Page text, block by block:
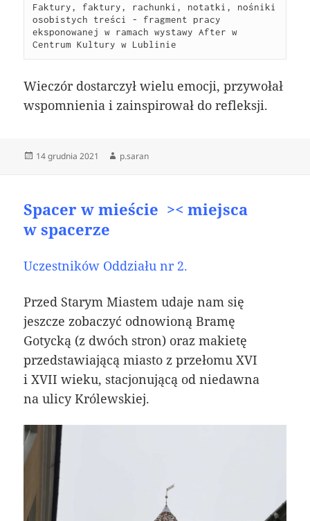
Faktury, faktury, rachunki, notatki, nośniki
osobistych treści - fragment pracy
eksponowanej w ramach wystawy After w
Centrum Kultury w Lublinie
Wieczór dostarczył wielu emocji, przywołał
wspomnienia i zainspirował do refleksji.
Data
14 grudnia 2021 Autor
p.saran
Spacer w mieście >< miejsca
w spacerze
Uczestników Oddziału nr 2.
Przed Starym Miastemudaje nam się
jeszcze zobaczyć odnowioną Bramę
Gotycką (z dwóch stron) oraz makietę
przedstawiającą miasto z przełomu XVI
i XVII wieku, stacjonującą od niedawna
na ulicy Królewskiej.